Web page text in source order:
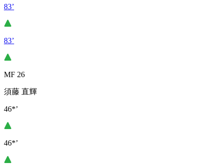
83’
83’
MF 26
須藤 直輝
46*’
46*’